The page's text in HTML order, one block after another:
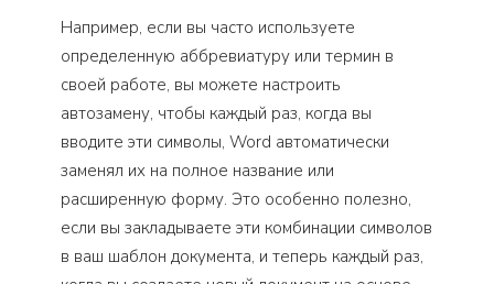
Например, если вы часто используете
определенную аббревиатуру или термин в
своей работе, вы можете настроить
автозамену, чтобы каждый раз, когда вы
вводите эти символы, Word автоматически
заменял их на полное название или
расширенную форму. Это особенно полезно,
если вы закладываете эти комбинации символов
в ваш шаблон документа, и теперь каждый раз,